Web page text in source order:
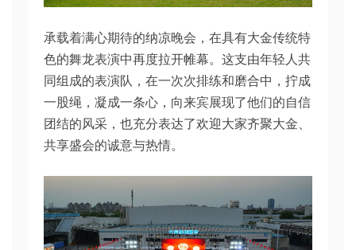
承载着满心期待的纳凉晚会，在具有大金传统特
色的舞龙表演中再度拉开帷幕。这支由年轻人共
同组成的表演队，在一次次排练和磨合中，拧成
一股绳，凝成一条心，向来宾展现了他们的自信
团结的风采，也充分表达了欢迎大家齐聚大金、
共享盛会的诚意与热情。